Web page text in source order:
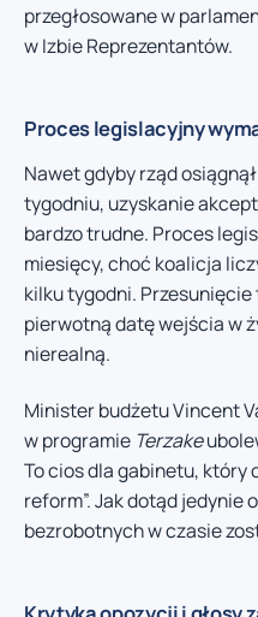
przegłosowane w
w Izbie Reprezentantów.
Proces legislacyjny
Nawet gdyby rząd
tygodniu, uzyskanie
bardzo trudne. Proces
miesięcy, choć koalicja
kilku tygodni.
pierwotną datę wejścia w
nierealną.
Minister budżetu Vincent
w programie Terzake
To cios dla gabinetu, który
reform”. Jak dotąd jedynie
bezrobotnych w czasie